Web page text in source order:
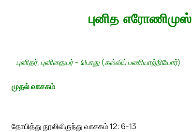
புனித
புனிதர், புனிதையர் – பொது (கல்விப் பணியாற்றியோர்)
முதல் வாசகம்
தோபித்து நூலிலிருந்து வாசகம் 12: 6-13